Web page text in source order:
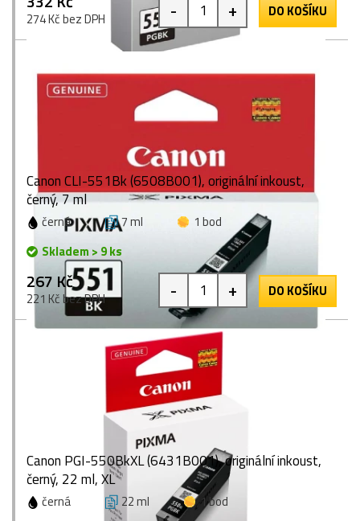
274 Kč bez DPH - + DO KOŠÍKU
Canon CLI-551Bk (6508B001), originální inkoust,
černý, 7 ml
černá 7 ml
1 bod
Skladem > 9 ks
267 Kč
221 Kč bez DPH - + DO KOŠÍKU
Canon PGI-550BkXL (6431B001), originální inkoust,
černý, 22 ml, XL
černá 22 ml
1 bod